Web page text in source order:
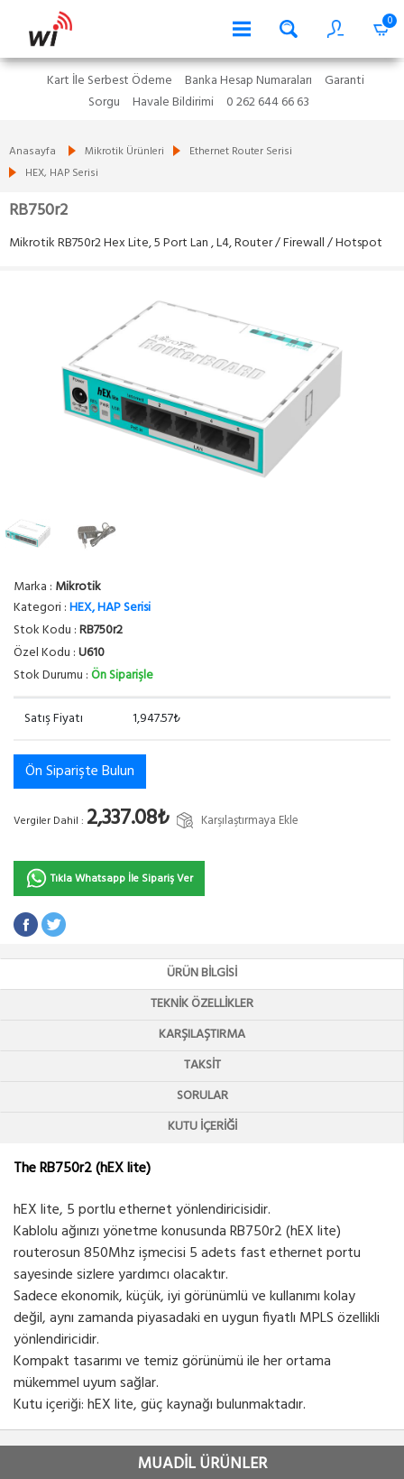
0
Kart İle Serbest Ödeme Banka Hesap Numaraları
Garanti
Sorgu
Havale Bildirimi 0 262 644 66 63
Anasayfa Mikrotik Ürünleri
Ethernet Router Serisi
HEX, HAP Serisi
RB750r2
Mikrotik RB750r2 Hex Lite, 5 Port Lan , L4, Router / Firewall / Hotspot
Marka : Mikrotik
Kategori :HEX, HAP Serisi
Stok Kodu :RB750r2
Özel Kodu :U610
Stok Durumu :Ön Siparişle
Satış Fiyatı 1,947.57₺
Ön Siparişte Bulun
Vergiler Dahil : 2,337.08₺ Karşılaştırmaya Ekle
Tıkla Whatsapp İle Sipariş Ver
ÜRÜN BILGISI
TEKNIK ÖZELLIKLER
KARŞILAŞTIRMA
TAKSIT
SORULAR
KUTU İÇERIĞI
The RB750r2 (hEX lite)
hEX lite, 5 portlu ethernet yönlendiricisidir.
Kablolu ağınızı yönetme konusunda RB750r2 (hEX lite)
routerosun 850Mhz işmecisi 5 adets fast ethernet portu
sayesinde sizlere yardımcı olacaktır.
Sadece ekonomik, küçük, iyi görünümlü ve kullanımı kolay
değil, aynı zamanda piyasadaki en uygun fiyatlı MPLS özellikli
yönlendiricidir.
Kompakt tasarımı ve temiz görünümü ile her ortama
mükemmel uyum sağlar.
Kutu içeriği: hEX lite, güç kaynağı bulunmaktadır.
MUADİL ÜRÜNLER